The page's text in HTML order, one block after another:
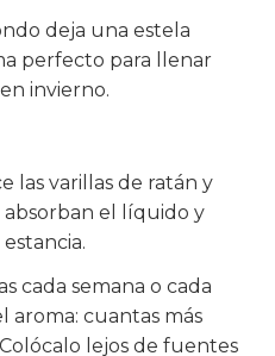
deja una estela
perfecto para llenar
invierno.
las varillas de ratán y
absorban el líquido y
cada semana o cada
aroma: cuantas más
lejos de fuentes